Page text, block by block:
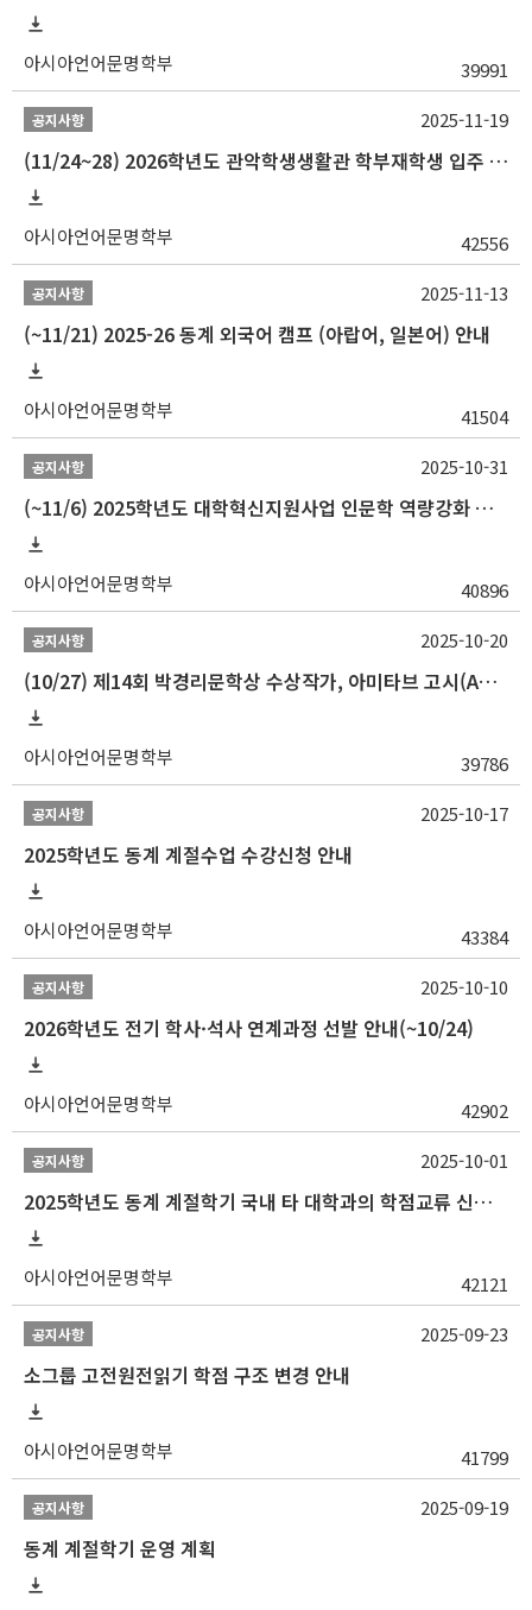
아시아언어문명학부 39991
공지사항
(11/24~28) 2026학년도 관악학생생활관 학부재학생 입주 신청 일정 안내
아시아언어문명학부 42556
2025-11-19
공지사항
(~11/21) 2025-26 동계 외국어 캠프 (아랍어, 일본어) 안내
아시아언어문명학부 41504
2025-11-13
공지사항
(~11/6) 2025학년도 대학혁신지원사업 인문학 역량강화 동계 인턴십 참가자 선발 안내
아시아언어문명학부 40896
2025-10-31
공지사항
(10/27) 제14회 박경리문학상 수상작가, 아미타브 고시(Amitav Ghosh) 강연 안내
아시아언어문명학부 39786
2025-10-20
공지사항
2025학년도 동계 계절수업 수강신청 안내
아시아언어문명학부 43384
2025-10-17
공지사항
2026학년도 전기 학사·석사 연계과정 선발 안내(~10/24)
아시아언어문명학부 42902
2025-10-10
공지사항
2025학년도 동계 계절학기 국내 타 대학과의 학점교류 신청 안내
아시아언어문명학부 42121
2025-10-01
공지사항
소그룹 고전원전읽기 학점 구조 변경 안내
아시아언어문명학부 41799
2025-09-23
공지사항
동계 계절학기 운영 계획
2025-09-19